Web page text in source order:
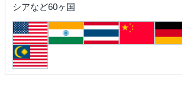
シアなど60ヶ国